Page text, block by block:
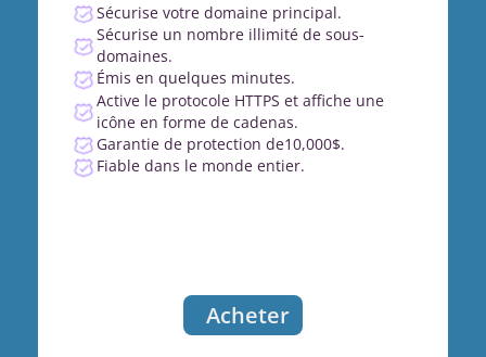
Sécurise votre domaine principal.
Sécurise un nombre illimité de sous-
domaines.
Émis en quelques minutes.
Active le protocole HTTPS et affiche une
icône en forme de cadenas.
Garantie de protection de10,000$.
Fiable dans le monde entier.
Acheter